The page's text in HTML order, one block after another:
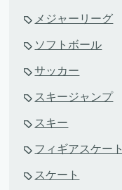
メジャーリーグ
ソフトボール
サッカー
スキージャンプ
スキー
フィギアスケート
スケート